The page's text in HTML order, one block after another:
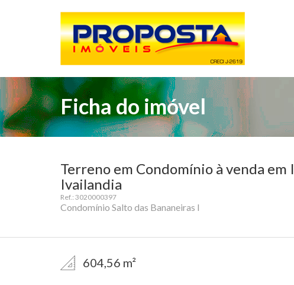
Ficha do imóvel
Terreno em Condomínio à venda em
Ivailandia
Ref.: 3020000397
Condomínio Salto das Bananeiras I
604,56 m²